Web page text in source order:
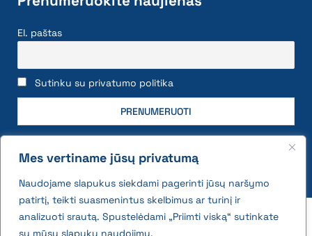
Mes vertiname jūsų privatumą
Naudojame slapukus siekdami pagerinti jūsų naršymo
patirtį, teikti suasmenintus skelbimus ar turinį ir
analizuoti srautą. Spustelėdami „Priimti viską“ sutinkate
su mūsų slapukų naudojimu.
El. paštas
Sutinku su privatumo politika
2026 © All rights reserved | VĮ Žemės ūkio duomenų
centras